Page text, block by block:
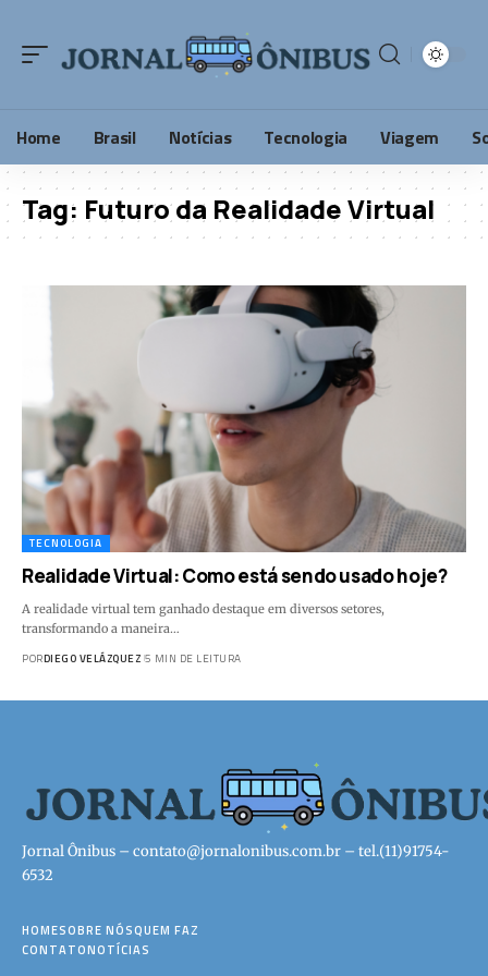
Home Brasil Notícias Tecnologia Viagem
Tag: Futuro da Realidade Virtual
TECNOLOGIA
Realidade Virtual: Como está sendo usado hoje?
A realidade virtual tem ganhado destaque em diversos setores,
transformando a maneira…
PORDIEGO VELÁZQUEZ 5 MIN DE LEITURA
Jornal Ônibus – contato@jornalonibus.com.br – tel.(11)91754-
6532
HOMESOBRE NÓSQUEM FAZ
CONTATONOTÍCIAS